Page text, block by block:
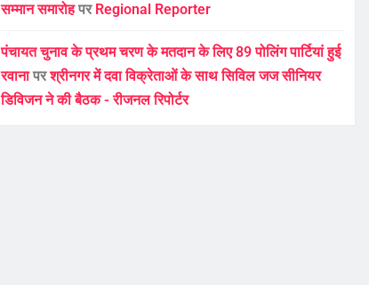
सम्मान समारोहपर Regional Reporter
पंचायत चुनाव के प्रथम चरण के मतदान के लिए 89 पोलिंग पार्टियां हुई
रवानापरश्रीनगर में दवा विक्रेताओं के साथ सिविल जज सीनियर
डिविजन ने की बैठक - रीजनल रिपोर्टर